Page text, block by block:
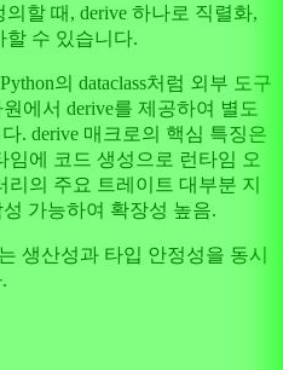
할 때, derive 하나로 직렬화,
할 수 있습니다.
의 dataclass처럼 외부 도구
에서 derive를 제공하여 별도
. derive 매크로의 핵심 특징은
임에 코드 생성으로 런타임 오
의 주요 트레이트 대부분 지
가능하여 확장성 높음.
생산성과 타입 안정성을 동시